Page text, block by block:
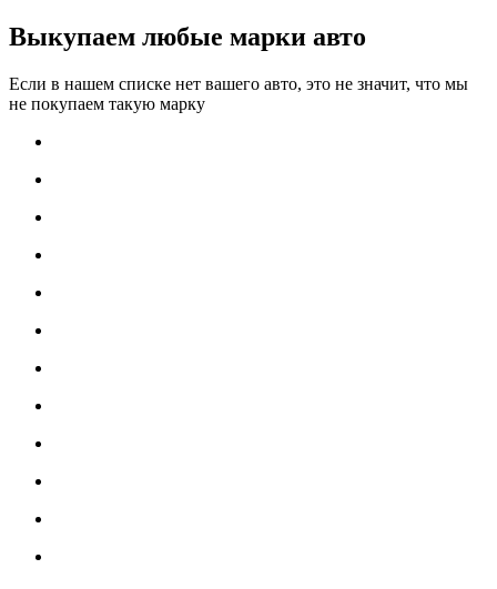
Выкупаем любые марки авто
Если в нашем списке нет вашего авто, это не значит, что мы
не покупаем такую марку